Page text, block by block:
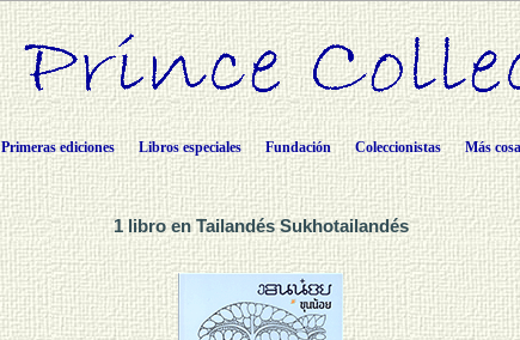
Primeras ediciones Libros especiales Fundación Coleccionistas Más
1 libro en Tailandés Sukhotailandés